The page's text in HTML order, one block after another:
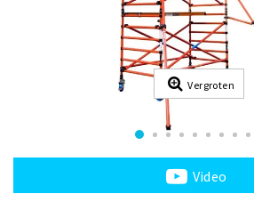
Vergroten
Video